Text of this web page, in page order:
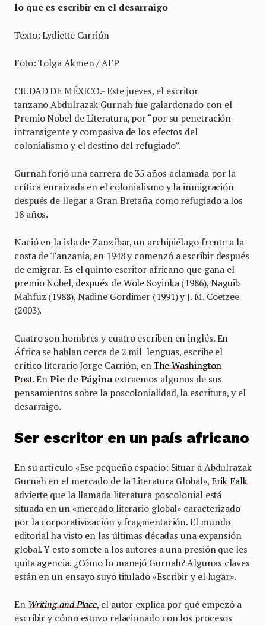
lo que es escribir en el desarraigo
Texto: Lydiette Carrión
Foto: Tolga Akmen / AFP
CIUDAD DE MÉXICO.- Este jueves, el escritor
tanzano Abdulrazak Gurnah fue galardonado con el
Premio Nobel de Literatura, por “por su penetración
intransigente y compasiva de los efectos del
colonialismo y el destino del refugiado”.
Gurnah forjó una carrera de 35 años aclamada por la
crítica enraizada en el colonialismo y la inmigración
después de llegar a Gran Bretaña como refugiado a los
18 años.
Nació en la isla de Zanzíbar, un archipiélago frente a la
costa de Tanzania, en 1948 y comenzó a escribir después
de emigrar. Es el quinto escritor africano que gana el
premio Nobel, después de Wole Soyinka (1986), Naguib
Mahfuz (1988), Nadine Gordimer (1991) y J. M. Coetzee
(2003).
Cuatro son hombres y cuatro escriben en inglés. En
África se hablan cerca de 2 mil lenguas, escribe el
crítico literario Jorge Carrión, en The Washington
Post. EnPie de Páginaextraemos algunos de sus
pensamientos sobre la poscolonialidad, la escritura, y el
desarraigo.
Ser escritor en un país africano
En su artículo «Ese pequeño espacio: Situar a Abdulrazak
Gurnah en el mercado de la Literatura Global», Erik Falk
advierte que la llamada literatura poscolonial está
situada en un «mercado literario global» caracterizado
por la corporativización y fragmentación. El mundo
editorial ha visto en las últimas décadas una expansión
global. Y esto somete a los autores a una presión que les
quita agencia. ¿Cómo lo manejó Gurnah? Algunas claves
están en un ensayo suyo titulado «Escribir y el lugar».
En Writing and Place, el autor explica por qué empezó a
escribir y cómo estuvo relacionado con los procesos